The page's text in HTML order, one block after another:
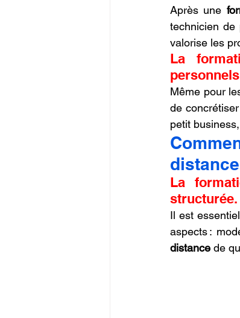
Après une
technicien de
valorise les
La
Même pour
de
petit
La
structurée.
Il est
aspects :
distance de